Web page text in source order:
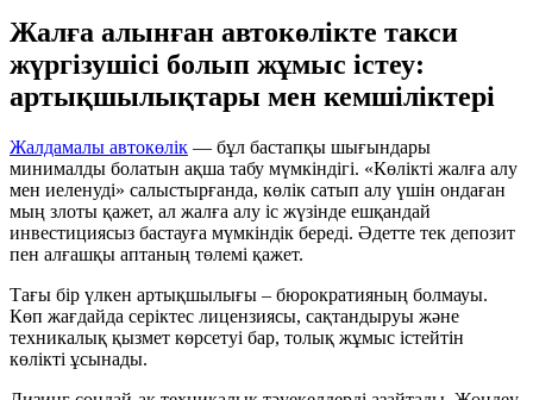
Жалға алынған автокөлікте такси
жүргізушісі болып жұмыс істеу:
артықшылықтары мен кемшіліктері
Жалдамалы автокөлік — бұл бастапқы шығындары
минималды болатын ақша табу мүмкіндігі. «Көлікті жалға алу
мен иеленуді» салыстырғанда, көлік сатып алу үшін ондаған
мың злоты қажет, ал жалға алу іс жүзінде ешқандай
инвестициясыз бастауға мүмкіндік береді. Әдетте тек депозит
пен алғашқы аптаның төлемі қажет.
Тағы бір үлкен артықшылығы – бюрократияның болмауы.
Көп жағдайда серіктес лицензиясы, сақтандыруы және
техникалық қызмет көрсетуі бар, толық жұмыс істейтін
көлікті ұсынады.